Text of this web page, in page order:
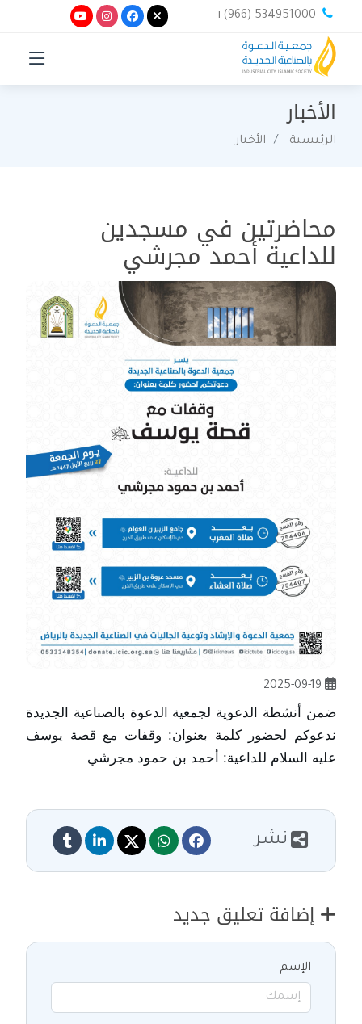
+(966) 534951000
الأخبار
الرئيسية الأخبار
محاضرتين في مسجدين
للداعية أحمد مجرشي
ضمن أنشطة الدعوية لجمعية الدعوة بالصناعية الجديدة
ندعوكم لحضور كلمة بعنوان: وقفات مع قصة يوسف
عليه السلام للداعية: أحمد بن حمود مجرشي
نشر
إضافة تعليق جديد
الإسم